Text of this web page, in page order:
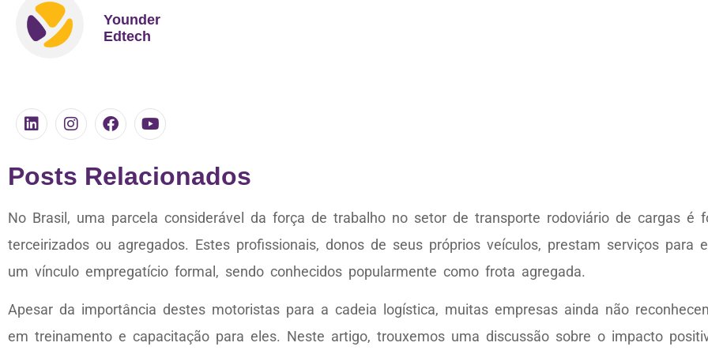
Younder
Edtech
Posts Relacionados
No Brasil, uma parcela considerável da força de trabalho no setor de transporte rodoviário de cargas é
terceirizados ou agregados. Estes profissionais, donos de seus próprios veículos, prestam serviços para
um vínculo empregatício formal, sendo conhecidos popularmente como frota agregada.
Apesar da importância destes motoristas para a cadeia logística, muitas empresas ainda não
em treinamento e capacitação para eles. Neste artigo, trouxemos uma discussão sobre o impacto